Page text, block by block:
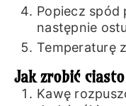
Popiecz spód
następnie
Temperaturę
Jak zrobić
Kawę